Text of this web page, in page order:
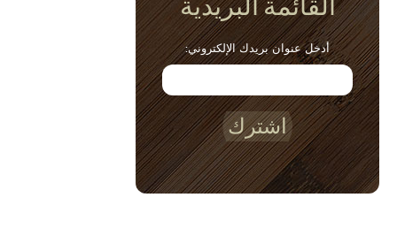
القائمة البريدية
أدخل عنوان بريدك الإلكتروني:
اشترك